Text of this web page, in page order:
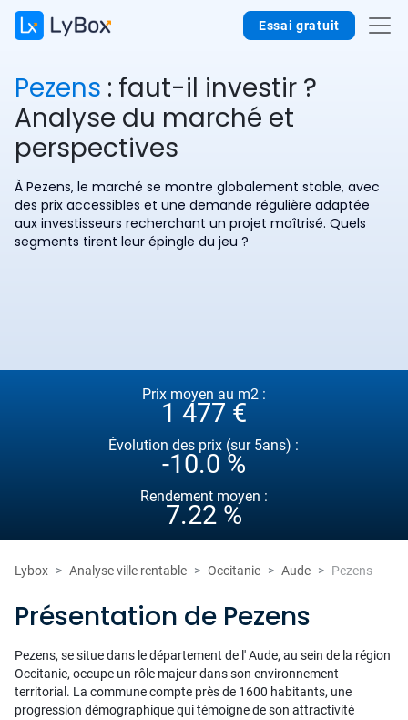
Essai gratuit
Pezens : faut-il investir ?
Analyse du marché et
perspectives
À Pezens, le marché se montre globalement stable, avec
des prix accessibles et une demande régulière adaptée
aux investisseurs recherchant un projet maîtrisé. Quels
segments tirent leur épingle du jeu ?
Prix moyen au m2 :
1 477 €
Évolution des prix (sur 5ans) :
-10.0 %
Rendement moyen :
7.22 %
Lybox Analyse ville rentable Occitanie Aude Pezens
Présentation de Pezens
Pezens, se situe dans le département de l' Aude, au sein de la région
Occitanie, occupe un rôle majeur dans son environnement
territorial. La commune compte près de 1600 habitants, une
progression démographique qui témoigne de son attractivité